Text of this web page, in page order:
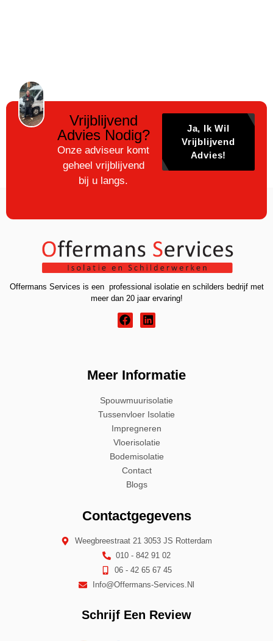
Vrijblijvend
Advies Nodig?
Onze adviseur komt
geheel vrijblijvend
bij u langs.
Ja, Ik Wil
Vrijblijvend
Advies!
Offermans Services is een professional isolatie en schilders bedrijf met
meer dan 20 jaar ervaring!
Meer Informatie
Spouwmuurisolatie
Tussenvloer Isolatie
Impregneren
Vloerisolatie
Bodemisolatie
Contact
Blogs
Contactgegevens
Weegbreestraat 21 3053 JS Rotterdam
010 - 842 91 02
06 - 42 65 67 45
Info@offermans-Services.nl
Schrijf Een Review